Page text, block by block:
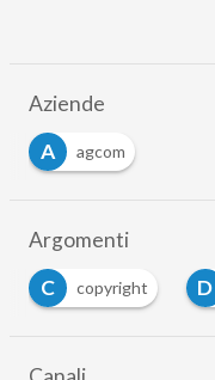
Aziende
A
agcom
Argomenti
C
copyright D